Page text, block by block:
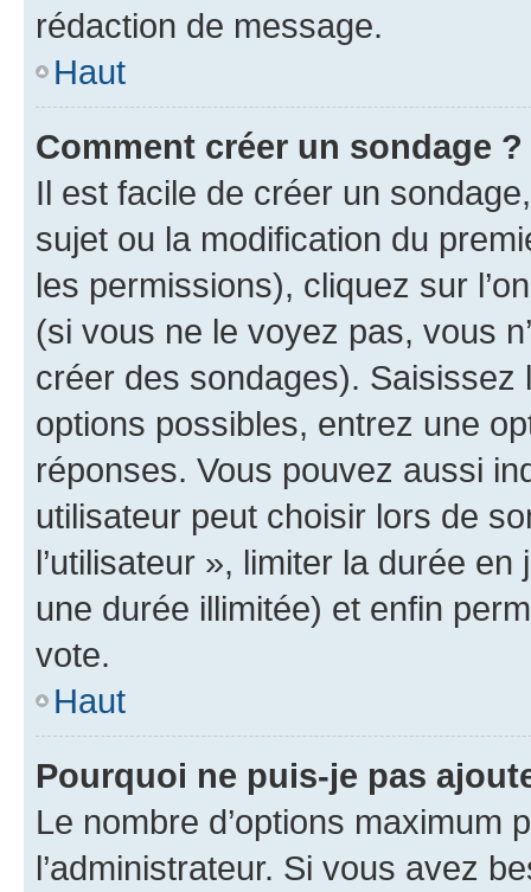
rédaction de message.
Haut
Comment créer un sondage ?
Il est facile de créer un
sujet ou la modification du
les permissions), cliquez sur
(si vous ne le voyez pas, vous
créer des sondages).
options possibles, entrez une
réponses. Vous pouvez aussi
utilisateur peut choisir lors de
l’utilisateur », limiter la durée
une durée illimitée) et enfin
vote.
Haut
Pourquoi ne puis-je pas
Le nombre d’options maximum
l’administrateur. Si vous avez